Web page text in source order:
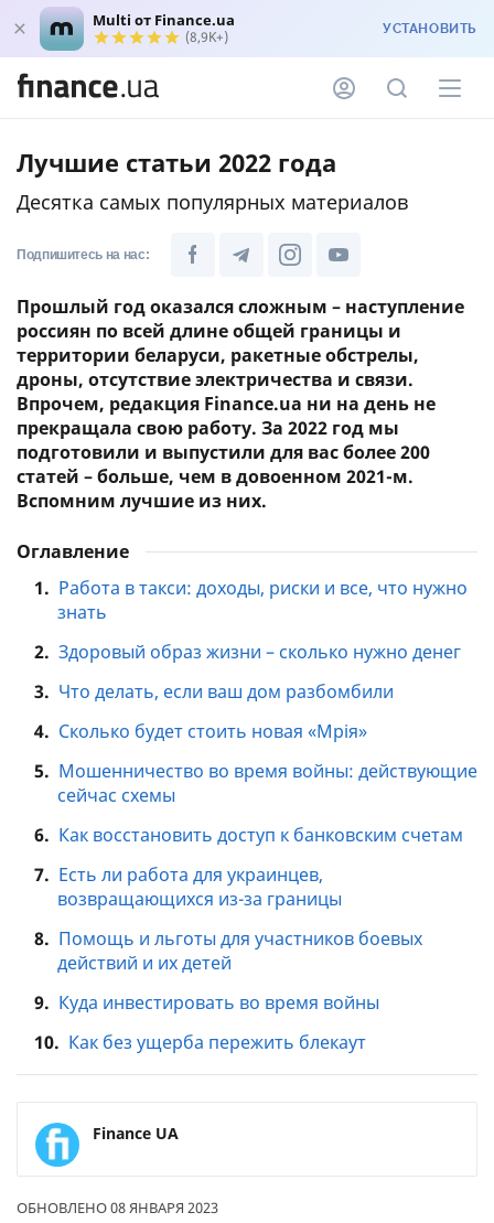
Multi от Finance.ua
(8,9K+) УСТАНОВИТЬ
Лучшие статьи 2022 года
Десятка самых популярных материалов
Подпишитесь на нас:
Прошлый год оказался сложным – наступление
россиян по всей длине общей границы и
территории беларуси, ракетные обстрелы,
дроны, отсутствие электричества и связи.
Впрочем, редакция Finance.ua ни на день не
прекращала свою работу. За 2022 год мы
подготовили и выпустили для вас более 200
статей – больше, чем в довоенном 2021-м.
Вспомним лучшие из них.
Оглавление
1. Работа в такси: доходы, риски и все, что нужно
знать
2. Здоровый образ жизни – сколько нужно денег
3. Что делать, если ваш дом разбомбили
4. Сколько будет стоить новая «Мрія»
5. Мошенничество во время войны: действующие
сейчас схемы
6. Как восстановить доступ к банковским счетам
7. Есть ли работа для украинцев,
возвращающихся из-за границы
8. Помощь и льготы для участников боевых
действий и их детей
9. Куда инвестировать во время войны
10. Как без ущерба пережить блекаут
Finance UA
ОБНОВЛЕНО 08 ЯНВАРЯ 2023